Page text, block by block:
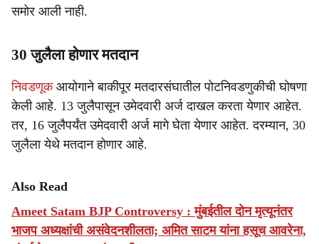
समोर आली नाही.
30 जुलैला होणार मतदान
निवडणूकआयोगाने बाकीपूर मतदारसंघातील पोटनिवडणुकीची घोषणा
केली आहे. 13 जुलैपासून उमेदवारी अर्ज दाखल करता येणार आहेत.
तर, 16 जुलैपर्यंत उमेदवारी अर्ज मागे घेता येणार आहेत. दरम्यान, 30
जुलैला येथे मतदान होणार आहे.
Also Read
Ameet Satam BJP Controversy : मुंबईतील दोन मृत्यूनंतर
भाजप अध्यक्षांची असंवेदनशीलता; अमित साटम यांना हसूच आवरेना,